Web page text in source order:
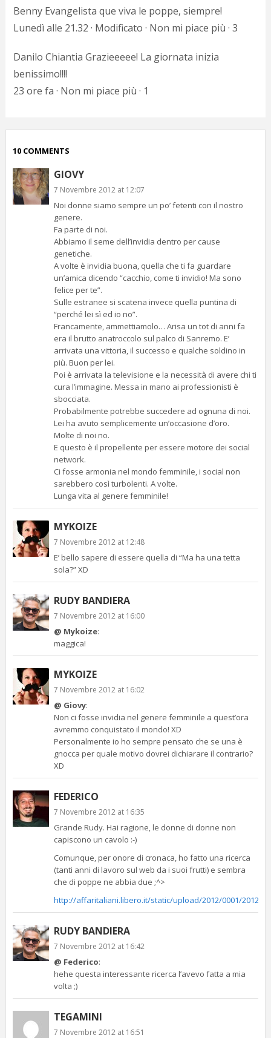
Benny Evangelista que viva le poppe, siempre!
Lunedì alle 21.32 · Modificato · Non mi piace più · 3
Danilo Chiantia Grazieeeee! La giornata inizia
benissimo!!!!
23 ore fa · Non mi piace più · 1
10 COMMENTS
GIOVY
7 Novembre 2012 at 12:07
Noi donne siamo sempre un po’ fetenti con il nostro
genere.
Fa parte di noi.
Abbiamo il seme dell’invidia dentro per cause
genetiche.
A volte è invidia buona, quella che ti fa guardare
un’amica dicendo “cacchio, come ti invidio! Ma sono
felice per te”.
Sulle estranee si scatena invece quella puntina di
“perché lei sì ed io no”.
Francamente, ammettiamolo… Arisa un tot di anni fa
era il brutto anatroccolo sul palco di Sanremo. E’
arrivata una vittoria, il successo e qualche soldino in
più. Buon per lei.
Poi è arrivata la televisione e la necessità di avere chi ti
cura l’immagine. Messa in mano ai professionisti è
sbocciata.
Probabilmente potrebbe succedere ad ognuna di noi.
Lei ha avuto semplicemente un’occasione d’oro.
Molte di noi no.
E questo è il propellente per essere motore dei social
network.
Ci fosse armonia nel mondo femminile, i social non
sarebbero così turbolenti. A volte.
Lunga vita al genere femminile!
MYKOIZE
7 Novembre 2012 at 12:48
E’ bello sapere di essere quella di “Ma ha una tetta
sola?” XD
RUDY BANDIERA
7 Novembre 2012 at 16:00
@ Mykoize:
maggica!
MYKOIZE
7 Novembre 2012 at 16:02
@ Giovy:
Non ci fosse invidia nel genere femminile a quest’ora
avremmo conquistato il mondo! XD
Personalmente io ho sempre pensato che se una è
gnocca per quale motivo dovrei dichiarare il contrario?
XD
FEDERICO
7 Novembre 2012 at 16:35
Grande Rudy. Hai ragione, le donne di donne non
capiscono un cavolo :-)
Comunque, per onore di cronaca, ho fatto una ricerca
(tanti anni di lavoro sul web da i suoi frutti) e sembra
che di poppe ne abbia due ;^>
http://affaritaliani.libero.it/static/upload/2012/0001/
RUDY BANDIERA
7 Novembre 2012 at 16:42
@ Federico:
hehe questa interessante ricerca l’avevo fatta a mia
volta ;)
TEGAMINI
7 Novembre 2012 at 16:51